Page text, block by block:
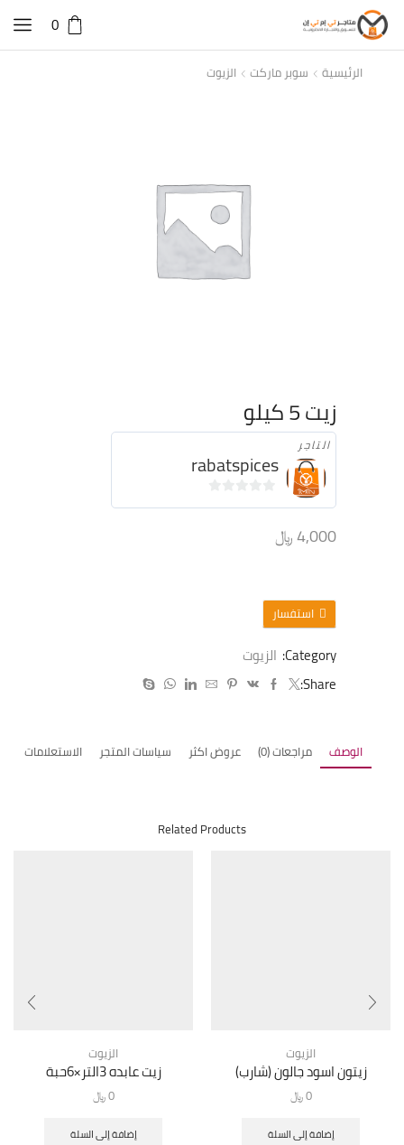
0
الرئيسية سوبر ماركت الزيوت
زيت 5 كيلو
التاجر
rabatspices
4,000﷼
استفسار
Category: الزيوت
Share:
الوصف مراجعات (0) عروض اكثر سياسات المتجر الاستعلامات
Related Products
الزيوت
زيتون اسود جالون (شارب)
0﷼
إضافة إلى السلة
الزيوت
زيت عابده 3التر×6حبة
0﷼
إضافة إلى السلة